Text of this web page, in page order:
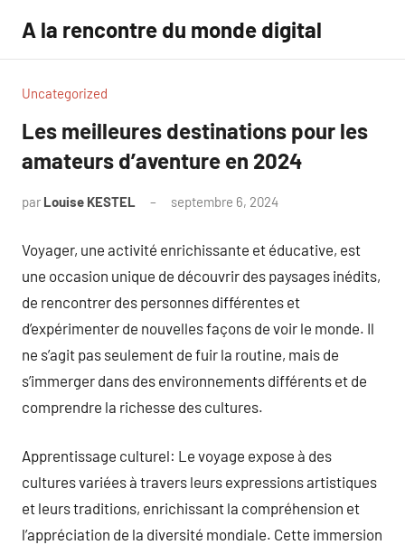
contenu
A la rencontre du monde digital
Uncategorized
Les meilleures destinations pour les
amateurs d’aventure en 2024
par Louise KESTEL septembre 6, 2024
Voyager, une activité enrichissante et éducative, est
une occasion unique de découvrir des paysages inédits,
de rencontrer des personnes différentes et
d’expérimenter de nouvelles façons de voir le monde. Il
ne s’agit pas seulement de fuir la routine, mais de
s’immerger dans des environnements différents et de
comprendre la richesse des cultures.
Apprentissage culturel: Le voyage expose à des
cultures variées à travers leurs expressions artistiques
et leurs traditions, enrichissant la compréhension et
l’appréciation de la diversité mondiale. Cette immersion